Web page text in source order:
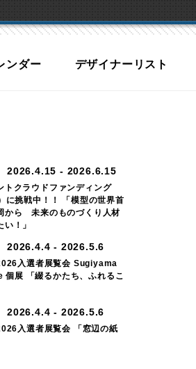
ンダー デザイナーリスト
2026.4.15 - 2026.6.15
トクラウドファンディング
に挑戦中！！ 「模型の世界首
から 未来のものづくり人材
い！」
2026.4.4 - 2026.5.6
入選者展覧会 Sugiyama
個展 「綴るかたち、ふれるこ
2026.4.4 - 2026.5.6
入選者展覧会 「窓辺の紙